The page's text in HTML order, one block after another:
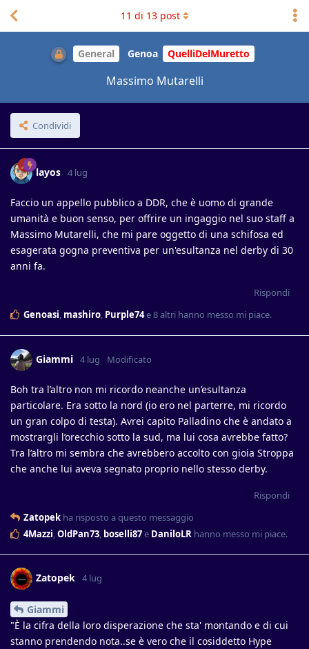
General Genoa QuelliDelMuretto
Massimo Mutarelli
Condividi
11 di 13post
layos 4 lug
Faccio un appello pubblico a DDR, che è uomo di grande
umanità e buon senso, per offrire un ingaggio nel suo staff a
Massimo Mutarelli, che mi pare oggetto di una schifosa ed
esagerata gogna preventiva per un'esultanza nel derby di 30
anni fa.
Rispondi
Genoasi, mashiro, Purple74e8altri hanno messo mi piace.
Giammi 4 lug Modificato
Boh tra l’altro non mi ricordo neanche un’esultanza
particolare. Era sotto la nord (io ero nel parterre, mi ricordo
un gran colpo di testa). Avrei capito Palladino che è andato a
mostrargli l’orecchio sotto la sud, ma lui cosa avrebbe fatto?
Tra l’altro mi sembra che avrebbero accolto con gioia Stroppa
che anche lui aveva segnato proprio nello stesso derby.
Rispondi
Zatopek ha risposto a questo messaggio
4Mazzi,OldPan73, boselli87e DaniloLR hanno messo mi piace.
Zatopek 4 lug
Giammi
"È la cifra della loro disperazione che sta' montando e di cui
stanno prendendo nota..se è vero che il cosiddetto Hype